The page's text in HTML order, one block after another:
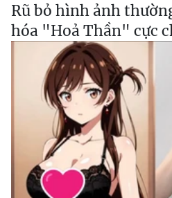
Rũ bỏ hình ảnh
hóa "Hoả Thần" cực